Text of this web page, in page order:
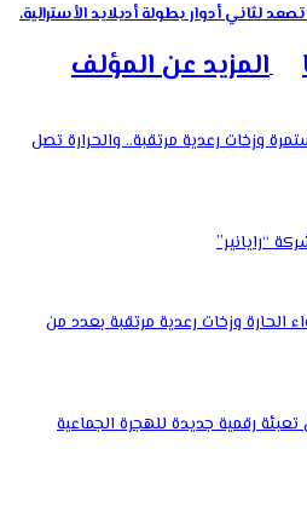
لثاني أدوار بطولة أديلايد الأسترالية،
المزيد عن المؤلف
وزخات رعدية مرتقبة.. والحرارة تصل
“رايانير”
وزخات رعدية مرتقبة بعدد من
رقمية جديدة للهجرة الجماعية